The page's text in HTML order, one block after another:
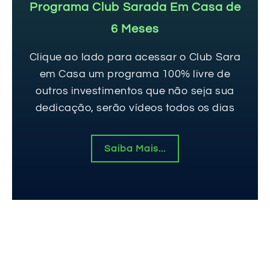
Programa Club Sarada Em Casa de
6 Meses
Clique ao lado para acessar o Club Sara
em Casa um programa 100% livre de
outros investimentos que não seja sua
dedicação, serão vídeos todos os dias
Saiba Mais...